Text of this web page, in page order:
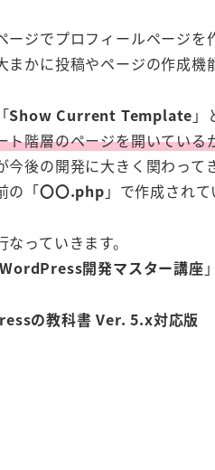
ジでプロフィールページを
かに投稿やページの作成機
Show Current Template 」
ト階層のページを開いている
今後の開発に大きく関わって
の「〇〇.php 」で作成され
っていきます。
WordPress開発マスター講座 」
の教科書 Ver. 5.x対応版